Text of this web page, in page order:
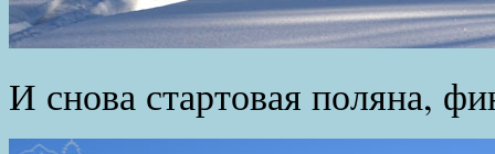
И снова стартовая поляна,